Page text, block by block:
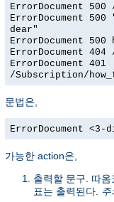
ErrorDocument
ErrorDocument
dear"
ErrorDocument
ErrorDocument 404
ErrorDocument 401
/Subscription/
문법은,
ErrorDocument
가능한 action은,
출력할 문구. 따
표는 출력된다.